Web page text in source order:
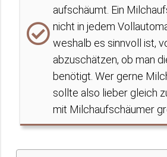
aufschäumt. Ein
nicht in jedem
weshalb es sinnvoll ist,
abzuschätzen, ob man
benötigt. Wer gerne
sollte also lieber gleich
mit Milchaufschäumer